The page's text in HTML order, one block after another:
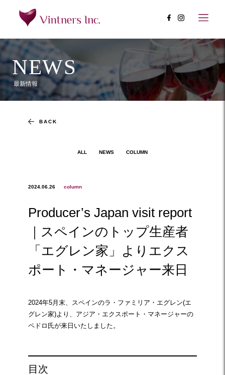
NEWS
最新情報
BACK
ALL NEWS COLUMN
2024.06.26 column
Producer’s Japan visit report
｜スペインのトップ生産者
「エグレン家」よりエクス
ポート・マネージャー来日
2024年5月末、スペインのラ・ファミリア・エグレン(エ
グレン家)より、アジア・エクスポート・マネージャーの
ペドロ氏が来日いたしました。
目次